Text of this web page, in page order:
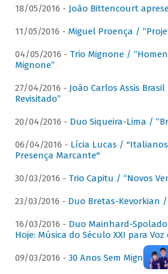
18/05/2016 - João Bittencourt
11/05/2016 - Miguel Proença /
04/05/2016 - Trio Mignone /
Mignone”
27/04/2016 - João Carlos Assis
Revisitado”
20/04/2016 - Duo Siqueira-Lima /
06/04/2016 - Lícia Lucas /
Presença Marcante"
30/03/2016 - Trio Capitu / “Novos
23/03/2016 - Duo Bretas-Kevorkian
16/03/2016 - Duo Mainhard-
Hoje: Música do Século XXI para Voz
09/03/2016 - 30 Anos Sem Mignone